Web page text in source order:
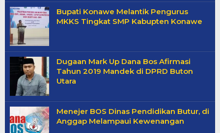
Bupati Konawe Melantik Pengurus
MKKS Tingkat SMP Kabupten Konawe
Dugaan Mark Up Dana Bos Afirmasi
Tahun 2019 Mandek di DPRD Buton
Utara
Menejer BOS Dinas Pendidikan Butur, di
Anggap Melampaui Kewenangan